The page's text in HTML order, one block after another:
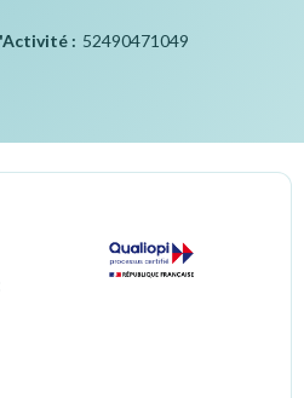
: 52490471049